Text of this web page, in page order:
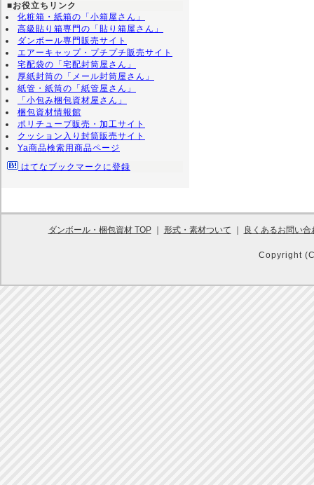
■お役立ちリンク
化粧箱・紙箱の「小箱屋さん」
高級貼り箱専門の「貼り箱屋さん」
ダンボール専門販売サイト
エアーキャップ・プチプチ販売サイト
宅配袋の「宅配封筒屋さん」
厚紙封筒の「メール封筒屋さん」
紙管・紙筒の「紙管屋さん」
「小包み梱包資材屋さん」
梱包資材情報館
ポリチューブ販売・加工サイト
クッション入り封筒販売サイト
Ya商品検索用商品ページ
はてなブックマークに登録
ダンボール・梱包資材 TOP｜ 形式・素材ついて 良くあるお問い合
Copyright